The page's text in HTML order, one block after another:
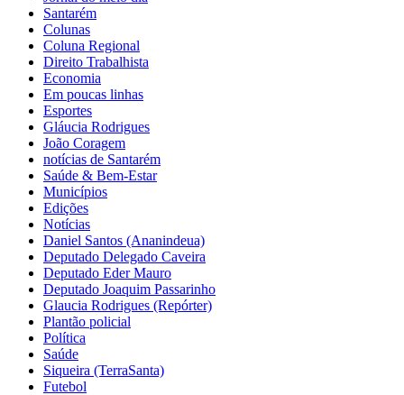
Santarém
Colunas
Coluna Regional
Direito Trabalhista
Economia
Em poucas linhas
Esportes
Gláucia Rodrigues
João Coragem
notícias de Santarém
Saúde & Bem-Estar
Municípios
Edições
Notícias
Daniel Santos (Ananindeua)
Deputado Delegado Caveira
Deputado Eder Mauro
Deputado Joaquim Passarinho
Glaucia Rodrigues (Repórter)
Plantão policial
Política
Saúde
Siqueira (TerraSanta)
Futebol